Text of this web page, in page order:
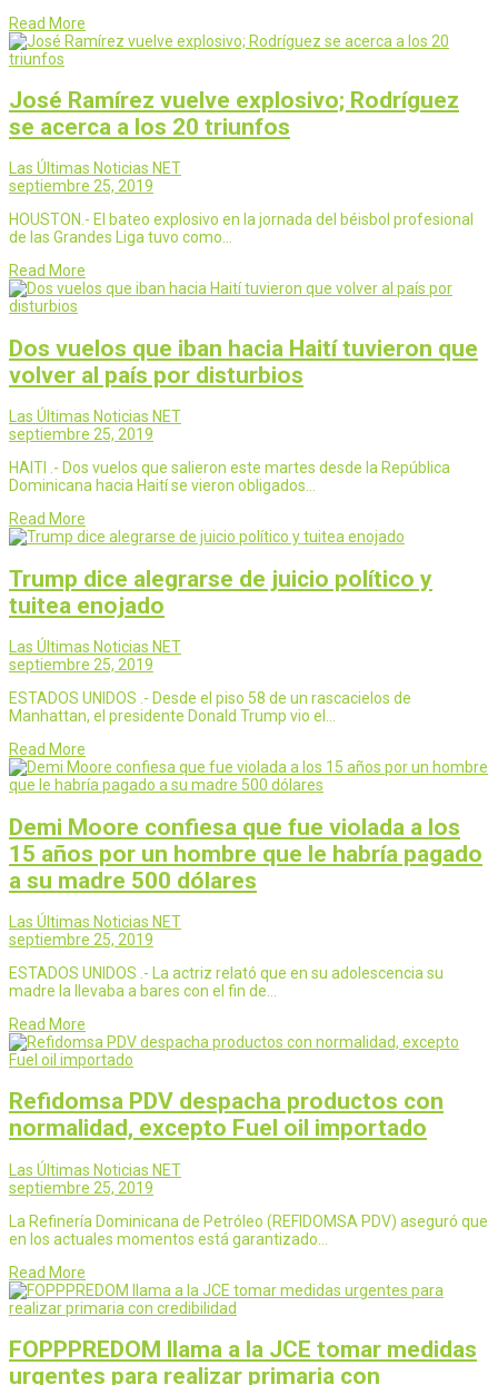
Read More
José Ramírez vuelve explosivo; Rodríguez
se acerca a los 20 triunfos
Las Últimas Noticias NET
septiembre 25, 2019
HOUSTON.- El bateo explosivo en la jornada del béisbol profesional
de las Grandes Liga tuvo como…
Read More
Dos vuelos que iban hacia Haití tuvieron que
volver al país por disturbios
Las Últimas Noticias NET
septiembre 25, 2019
HAITI .- Dos vuelos que salieron este martes desde la República
Dominicana hacia Haití se vieron obligados…
Read More
Trump dice alegrarse de juicio político y
tuitea enojado
Las Últimas Noticias NET
septiembre 25, 2019
ESTADOS UNIDOS .- Desde el piso 58 de un rascacielos de
Manhattan, el presidente Donald Trump vio el…
Read More
Demi Moore confiesa que fue violada a los
15 años por un hombre que le habría pagado
a su madre 500 dólares
Las Últimas Noticias NET
septiembre 25, 2019
ESTADOS UNIDOS .- La actriz relató que en su adolescencia su
madre la llevaba a bares con el fin de…
Read More
Refidomsa PDV despacha productos con
normalidad, excepto Fuel oil importado
Las Últimas Noticias NET
septiembre 25, 2019
La Refinería Dominicana de Petróleo (REFIDOMSA PDV) aseguró que
en los actuales momentos está garantizado…
Read More
FOPPPREDOM llama a la JCE tomar medidas
urgentes para realizar primaria con